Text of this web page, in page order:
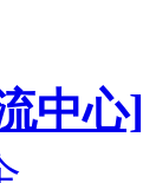
中心]